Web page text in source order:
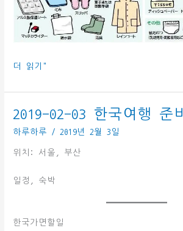
2019-
11
퇴
후
타
노
쿠
더 읽기"
2019-02-03 한국여행 준비
하루하루 / 2019년 2월 3일
위치: 서울, 부산
일정, 숙박
한국가면할일